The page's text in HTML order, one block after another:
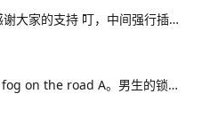
整理过程颇为不易，感谢大家的支持 叮，中间强行插入自我介绍，我的宝藏星球@真真同学公众号，分享文案壁纸热爱 期待你的到来，我的宝藏星球，希望你们都能拥有小钱钱 控制一切情感，好好生活 Snow st
ed with green silk， fog on the road A。男生的锁屏壁纸是猫和老鼠说明了是一个有爱心的人根据查询相关信息显示，男生的锁屏壁纸是猫和老鼠的，表明是一个有爱心的宠物奴才，很喜欢动物还有很多是喜爱猫，老鼠没有办法养一只的，对于那些特别萌的